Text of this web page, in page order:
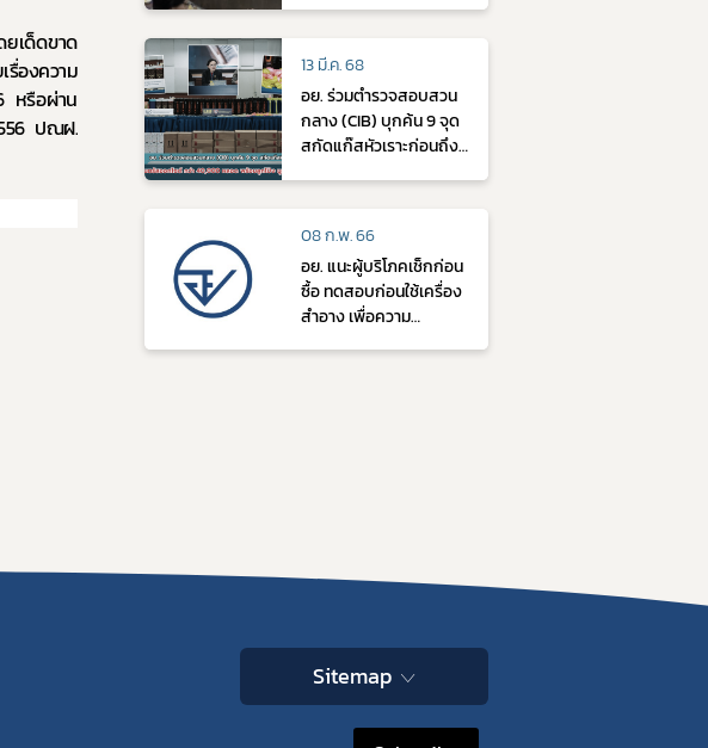
เด็ดขาด
รื่องความ
หรือผ่าน
ปณฝ.
การแพทย์นวัตกรรมและ
การแพทย์ขั้นสูง
13 มี.ค. 68
อย. ร่วมตำรวจสอบสวน
กลาง (CIB) บุกค้น 9 จุด
สกัดแก๊สหัวเราะก่อนถึง
มูลค่ากว่า 3 ล้านบาท
08 ก.พ. 66
อย. แนะผู้บริโภคเช็กก่อน
ซื้อ ทดสอบก่อนใช้เครื่อง
สำอาง เพื่อความ
Sitemap